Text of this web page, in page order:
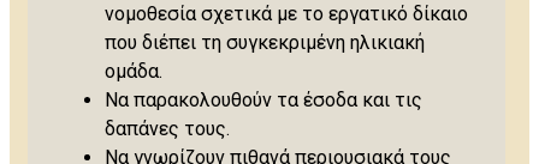
νομοθεσία σχετικά με το εργατικό δίκαιο
που διέπει τη συγκεκριμένη ηλικιακή
ομάδα.
Να παρακολουθούν τα έσοδα και τις
δαπάνες τους.
Να γνωρίζουν πιθανά περιουσιακά τους